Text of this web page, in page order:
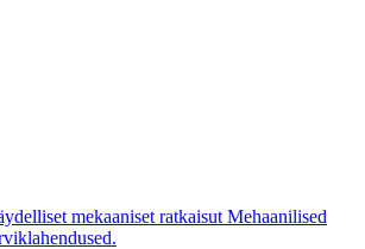
mekaaniset ratkaisut Mehaanilised